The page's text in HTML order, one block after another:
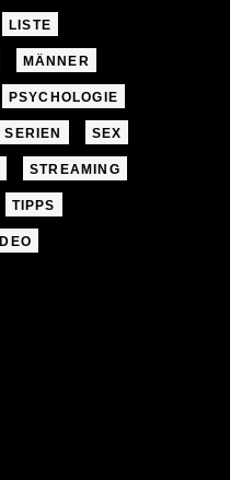
LISTE
MÄNNER
PSYCHOLOGIE
SERIEN SEX
STREAMING
TIPPS